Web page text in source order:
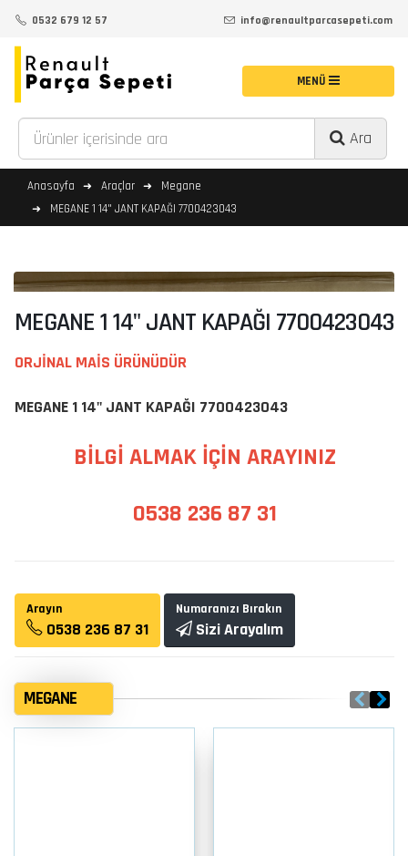
0532 679 12 57 info@renaultparcasepeti.com
Ara
Anasayfa Araçlar
Megane
MEGANE 1 14" JANT KAPAĞI 7700423043
MEGANE 1 14" JANT KAPAĞI 7700423043
ORJİNAL MAİS ÜRÜNÜDÜR
MEGANE 1 14" JANT KAPAĞI 7700423043
BİLGİ ALMAK İÇİN ARAYINIZ
0538 236 87 31
Arayın
0538 236 87 31
Numaranızı Bırakın
Sizi Arayalım
MEGANE